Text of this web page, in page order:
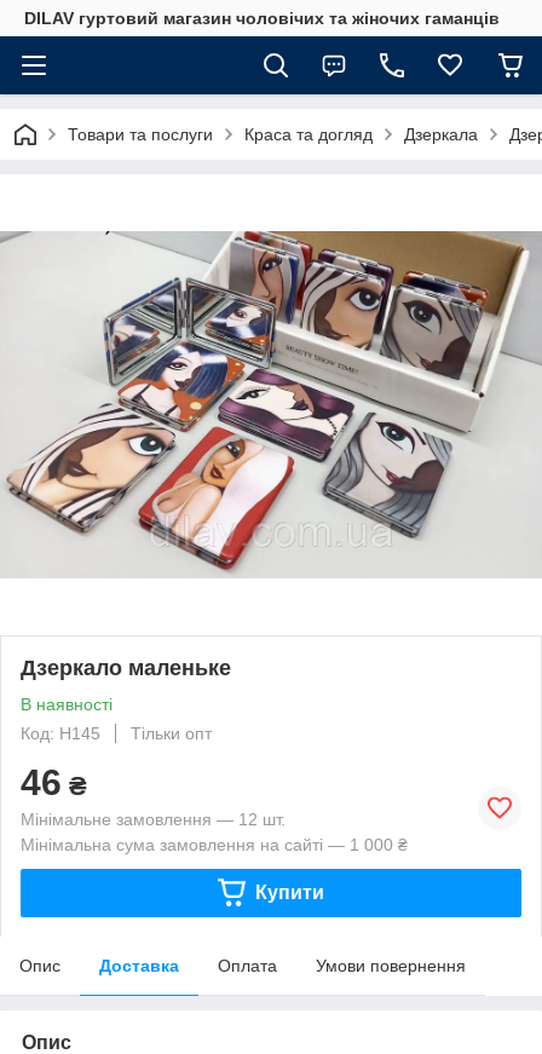
DILAV гуртовий магазин чоловічих та жіночих гаманців
Товари та послуги Краса та догляд Дзеркала
Дзеркало маленьке
В наявності
Код: Н145
Тільки опт
46 ₴
Мінімальне замовлення — 12 шт.
Мінімальна сума замовлення на сайті — 1 000 ₴
Купити
Опис Доставка Оплата Умови повернення
Опис